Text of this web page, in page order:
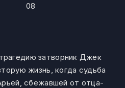
08
затворник Джек
жизнь, когда судьба
сбежавшей от отца-